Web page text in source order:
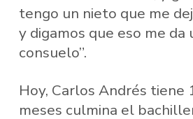
tengo un nieto que me
y digamos que eso me da
consuelo”.
Hoy, Carlos Andrés tiene
meses culmina el